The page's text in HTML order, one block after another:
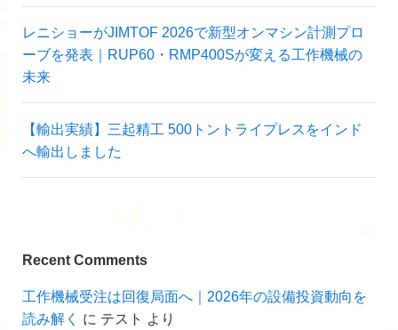
レニショーがJIMTOF 2026で新型オンマシン計測プロ
ーブを発表｜RUP60・RMP400Sが変える工作機械の
未来
【輸出実績】三起精工 500トントライプレスをインド
へ輸出しました
Recent Comments
工作機械受注は回復局面へ｜2026年の設備投資動向を
読み解く
に テスト より